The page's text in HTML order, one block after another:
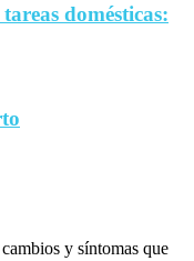
domésticas:
y síntomas que